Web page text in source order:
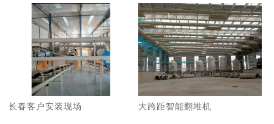
长春客户安装现场 大跨距智能翻堆机